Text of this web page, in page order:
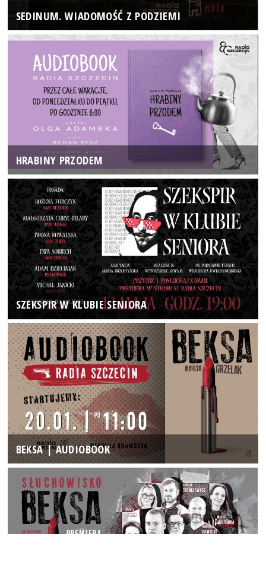
SEDINUM. WIADOMOŚĆ Z PODZIEMI
HRABINY PRZODEM
SZEKSPIR W KLUBIE SENIORA
BEKSA | AUDIOBOOK